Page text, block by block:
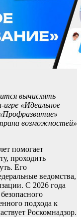
вычислять
«Идеальное
возможностей»
помогает
проходить
Его
ведомства,
С 2026 года
подхода к
Роскомнадзор.